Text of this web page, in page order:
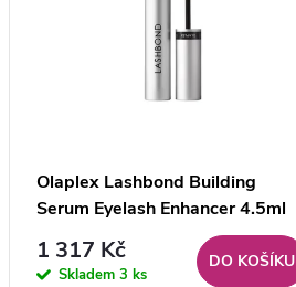
Olaplex Lashbond Building
Serum Eyelash Enhancer 4.5ml
1 317 Kč
Skladem 3 ks
DO KOŠÍKU